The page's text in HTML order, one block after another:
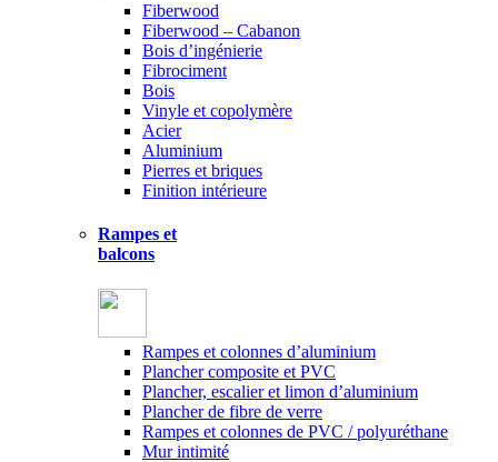
Fiberwood
Fiberwood – Cabanon
Bois d’ingénierie
Fibrociment
Bois
Vinyle et copolymère
Acier
Aluminium
Pierres et briques
Finition intérieure
Rampes et
balcons
Rampes et colonnes d’aluminium
Plancher composite et PVC
Plancher, escalier et limon d’aluminium
Plancher de fibre de verre
Rampes et colonnes de PVC / polyuréthane
Mur intimité